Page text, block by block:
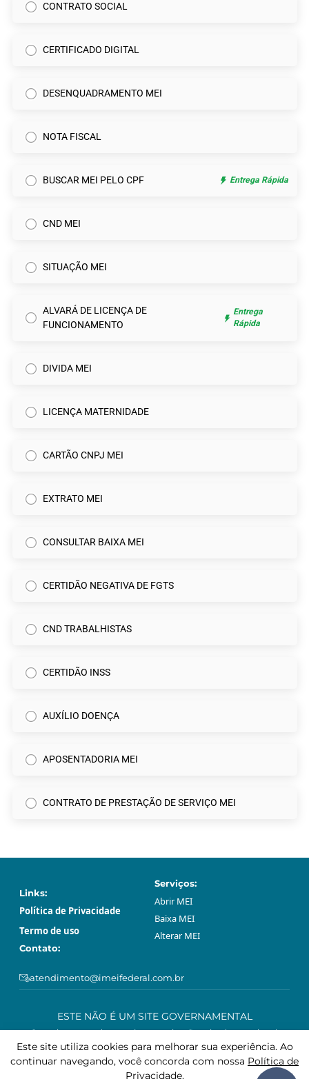
CONTRATO SOCIAL
CERTIFICADO DIGITAL
DESENQUADRAMENTO MEI
NOTA FISCAL
BUSCAR MEI PELO CPF Entrega Rápida
CND MEI
SITUAÇÃO MEI
ALVARÁ DE LICENÇA DE
FUNCIONAMENTO
Entrega
Rápida
DIVIDA MEI
LICENÇA MATERNIDADE
CARTÃO CNPJ MEI
EXTRATO MEI
CONSULTAR BAIXA MEI
CERTIDÃO NEGATIVA DE FGTS
CND TRABALHISTAS
CERTIDÃO INSS
AUXÍLIO DOENÇA
APOSENTADORIA MEI
CONTRATO DE PRESTAÇÃO DE SERVIÇO MEI
Links:
Política de Privacidade
Termo de uso
Serviços:
Abrir МЕI
Baixa МЕI
Alterar МЕI
Contato:
atendimento@imeifederal.com.br
ESTE NÃO É UM SITE GOVERNAMENTAL
O serviço prestado através neste site são privado e opcional.
Podem ser feitos gratuitamente sem o acompanhamento profissional
deste site, através da plataforma governamental gov.br.
Este site utiliza cookies para melhorar sua experiência. Ao
continuar navegando, você concorda com nossa Política de
Privacidade.